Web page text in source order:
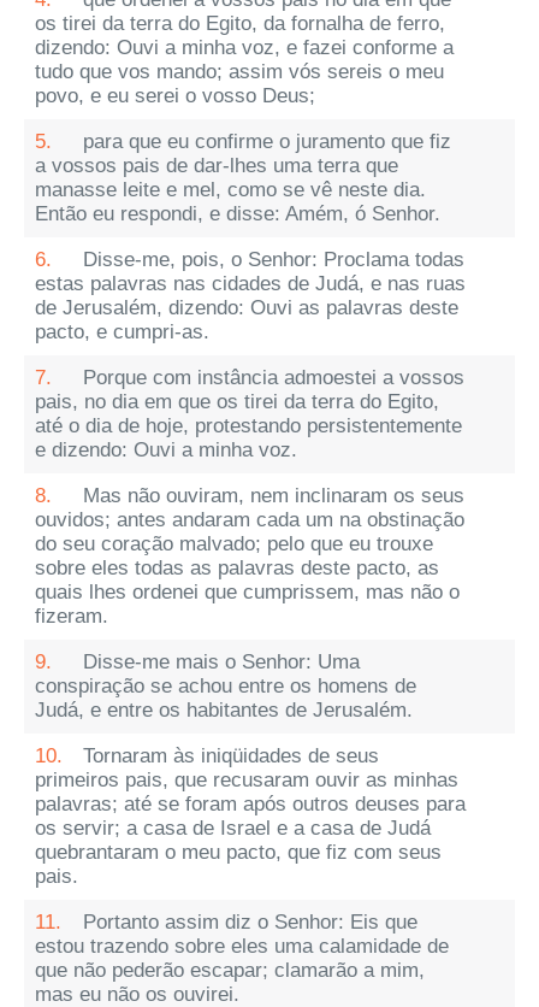
os tirei da terra do Egito, da fornalha de ferro,
dizendo: Ouvi a minha voz, e fazei conforme a
tudo que vos mando; assim vós sereis o meu
povo, e eu serei o vosso Deus;
5.
para que eu confirme o juramento que fiz
a vossos pais de dar-lhes uma terra que
manasse leite e mel, como se vê neste dia.
Então eu respondi, e disse: Amém, ó Senhor.
6.
Disse-me, pois, o Senhor: Proclama todas
estas palavras nas cidades de Judá, e nas ruas
de Jerusalém, dizendo: Ouvi as palavras deste
pacto, e cumpri-as.
7.
Porque com instância admoestei a vossos
pais, no dia em que os tirei da terra do Egito,
até o dia de hoje, protestando persistentemente
e dizendo: Ouvi a minha voz.
8.
Mas não ouviram, nem inclinaram os seus
ouvidos; antes andaram cada um na obstinação
do seu coração malvado; pelo que eu trouxe
sobre eles todas as palavras deste pacto, as
quais lhes ordenei que cumprissem, mas não o
fizeram.
9.
Disse-me mais o Senhor: Uma
conspiração se achou entre os homens de
Judá, e entre os habitantes de Jerusalém.
10.
Tornaram às iniqüidades de seus
primeiros pais, que recusaram ouvir as minhas
palavras; até se foram após outros deuses para
os servir; a casa de Israel e a casa de Judá
quebrantaram o meu pacto, que fiz com seus
pais.
11.
Portanto assim diz o Senhor: Eis que
estou trazendo sobre eles uma calamidade de
que não pederão escapar; clamarão a mim,
mas eu não os ouvirei.